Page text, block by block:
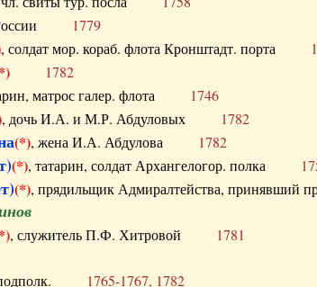
России 1779
, солдат мор. кораб. флота Кронштадт. порта
1782
матрос галер. флота 1746
, дочь И.А. и М.Р. Абдуловых 1782
(*), жена И.А. Абдулова 1782
(*), татарин, солдат Архангелогор. полка
(*), прядильщик Адмиралтейства,
, служитель П.Ф. Хитровой 1781
1765-1767, 1782